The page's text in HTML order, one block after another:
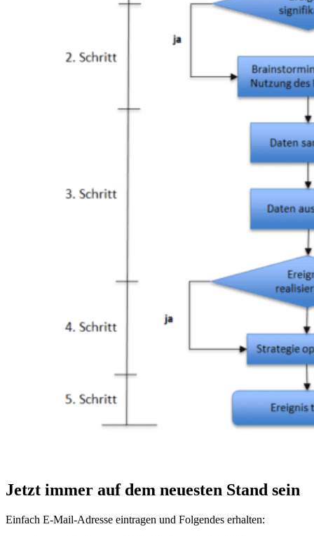
Jetzt immer auf dem neuesten Stand sein
Einfach E-Mail-Adresse eintragen und Folgendes erhalten: